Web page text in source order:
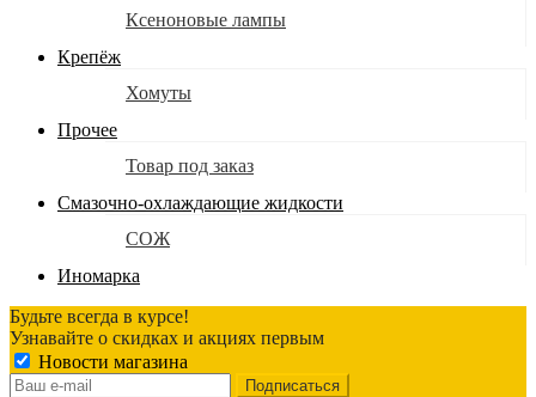
Ксеноновые лампы
Крепёж
Хомуты
Прочее
Товар под заказ
Смазочно-охлаждающие жидкости
СОЖ
Иномарка
Будьте всегда в курсе!
Узнавайте о скидках и акциях первым
Новости магазина